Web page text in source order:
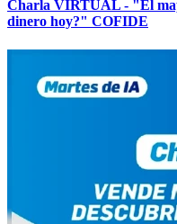
Charla VIRTUAL - "El
dinero hoy?" COFIDE